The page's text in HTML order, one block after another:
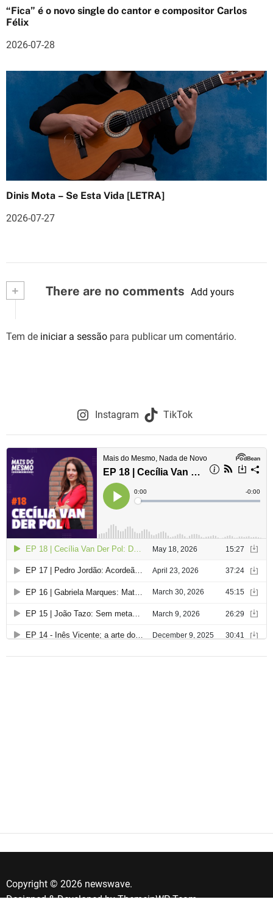
s
“Fica” é o novo single do cantor e compositor Carlos
Félix
2026-07-28
Dinis Mota – Se Esta Vida [LETRA]
2026-07-27
+ There are no comments Add yours
Tem de iniciar a sessão para publicar um comentário.
Instagram TikTok
Copyright © 2026 newswave.
Designed & Developed byThemeinWP Team